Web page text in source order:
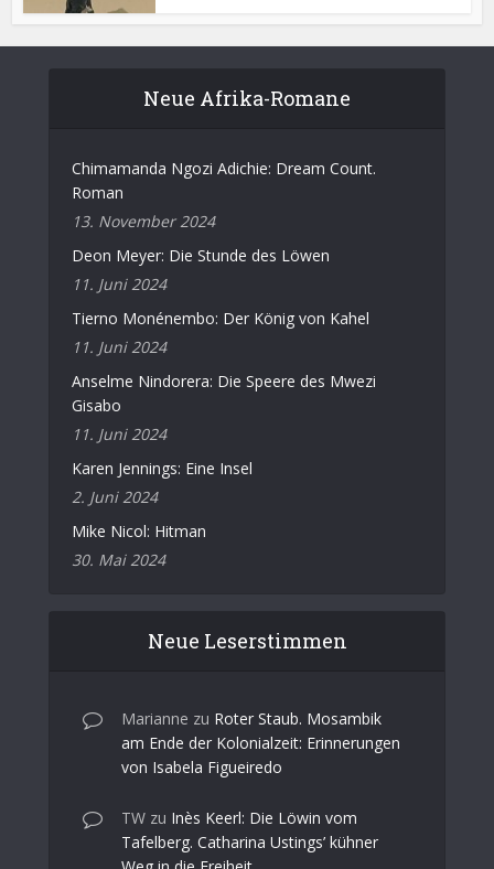
Neue Afrika-Romane
Chimamanda Ngozi Adichie: Dream Count.
Roman
13. November 2024
Deon Meyer: Die Stunde des Löwen
11. Juni 2024
Tierno Monénembo: Der König von Kahel
11. Juni 2024
Anselme Nindorera: Die Speere des Mwezi
Gisabo
11. Juni 2024
Karen Jennings: Eine Insel
2. Juni 2024
Mike Nicol: Hitman
30. Mai 2024
Neue Leserstimmen
Marianne zu Roter Staub. Mosambik
am Ende der Kolonialzeit: Erinnerungen
von Isabela Figueiredo
TW zu Inès Keerl: Die Löwin vom
Tafelberg. Catharina Ustings’ kühner